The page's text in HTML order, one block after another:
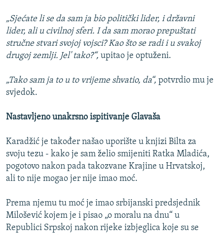
„Sjećate li se da sam ja bio politički lider, i državni
lider, ali u civilnoj sferi. I da sam morao prepuštati
stručne stvari svojoj vojsci? Kao što se radi i u svakoj
drugoj zemlji. Jel' tako?“, upitao je optuženi.
„Tako sam ja to u to vrijeme shvatio, da“, potvrdio mu je
svjedok.
Nastavljeno unakrsno ispitivanje Glavaša
Karadžić je također našao uporište u knjizi Bilta za
svoju tezu - kako je sam želio smijeniti Ratka Mladića,
pogotovo nakon pada takozvane Krajine u Hrvatskoj,
ali to nije mogao jer nije imao moć.
Prema njemu tu moć je imao srbijanski predsjednik
Milošević kojem je i pisao „o moralu na dnu“ u
Republici Srpskoj nakon rijeke izbjeglica koje su se